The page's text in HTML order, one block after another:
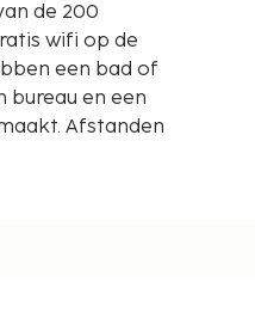
de 200
wifi op de
een bad of
bureau en een
Afstanden